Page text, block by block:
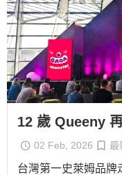
12 歲 Queeny
02 Feb, 2026 最
台灣第一史萊姆品牌